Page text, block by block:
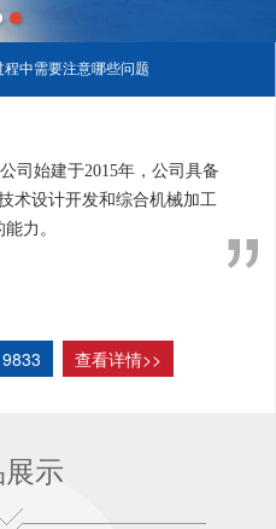
中需要注意哪些问题
司始建于2015年，公司具备
术设计开发和综合机械加工
力。
治理的设计、设备制造及工
的国内知名企业。各种钢
以及脱硫、脱硝设备。
套），年产值9000万元。产
化工、煤炭、冶金、矿山、
查看详情>>
示